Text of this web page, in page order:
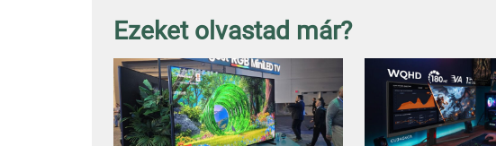
Ezeket olvastad már?